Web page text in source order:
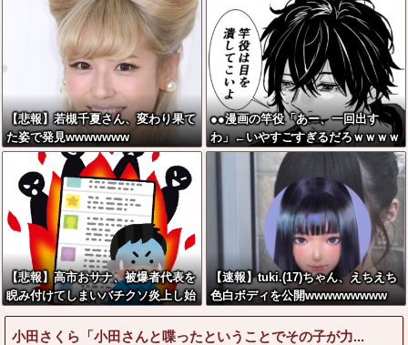
【悲報】若槻千夏さん、変わり果て
た姿で発見wwwwwww
●●漫画の竿役「あー、一回出す
わ」←いやすごすぎるだろｗｗｗｗ
ｗｗ
【悲報】高市おサナ、被爆者代表を
睨み付けてしまいバチクソ炎上し始
めるｗｗｗｗｗｗｗｗｗ
【速報】tuki.(17)ちゃん、えちえち
色白ボディを公開wwwwwwwww
小田さくら「小田さんと喋ったということでその子が力...